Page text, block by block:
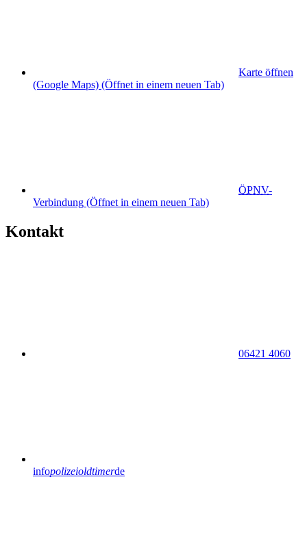
Karte öffnen
(Google Maps) (Öffnet in einem neuen Tab)
ÖPNV-
Verbindung (Öffnet in einem neuen Tab)
Kontakt
06421 4060
infopolizeioldtimerde